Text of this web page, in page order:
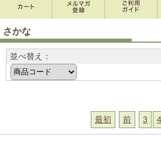
さかな
並べ替え：
最初
前 3 4